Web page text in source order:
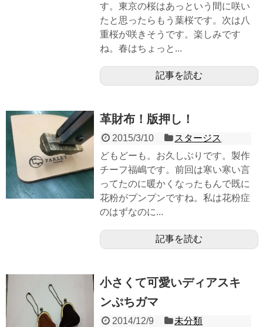
す。東京の桜はあっという間に咲い
たと思ったらもう葉桜です。次は八
重桜が咲きそうです。楽しみです
ね。春はちょっと...
記事を読む
革財布！版押し！
2015/3/10
スタージス
どもどーも。お久しぶりです。製作
チーフ福嶋です。前回は寒い寒い言
ってたのに暖かくなったもんで既に
花粉がプンプンですね。私は花粉症
のはずなのに...
記事を読む
小さくて可愛いディアスキ
ンぷちガマ
2014/12/9
未分類